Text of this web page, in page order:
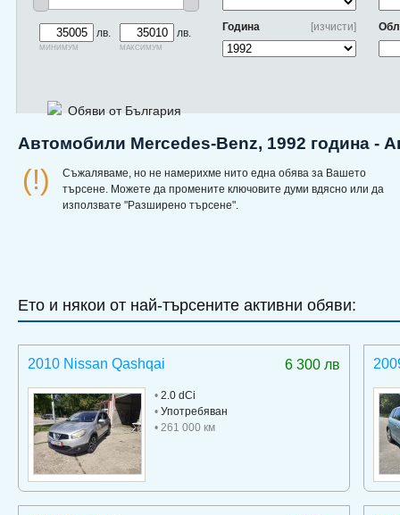
лв.
минимум
лв.
максимум
[изчисти]
Година
Обяви от България
Автомобили Mercedes-Benz, 1992 година -
(!)
Съжаляваме, но не намерихме нито една обява за Вашето
търсене. Можете да промените ключовите думи вдясно или да
използвате "Разширено търсене".
Ето и някои от най-търсените активни обяви:
6 300 лв
2010 Nissan Qashqai
• 2.0 dCi
• Употребяван
• 261 000 км